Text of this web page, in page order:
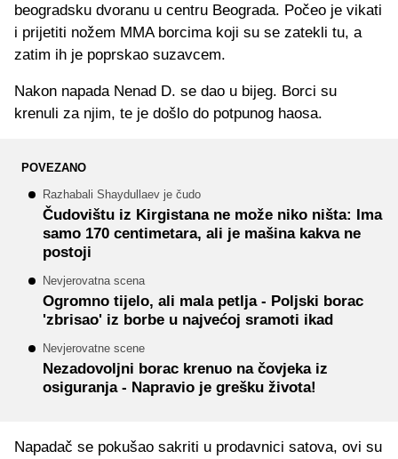
beogradsku dvoranu u centru Beograda. Počeo je vikati
i prijetiti nožem MMA borcima koji su se zatekli tu, a
zatim ih je poprskao suzavcem.
Nakon napada Nenad D. se dao u bijeg. Borci su
krenuli za njim, te je došlo do potpunog haosa.
POVEZANO
Razhabali Shaydullaev je čudo
Čudovištu iz Kirgistana ne može niko ništa: Ima
samo 170 centimetara, ali je mašina kakva ne
postoji
Nevjerovatna scena
Ogromno tijelo, ali mala petlja - Poljski borac
'zbrisao' iz borbe u najvećoj sramoti ikad
Nevjerovatne scene
Nezadovoljni borac krenuo na čovjeka iz
osiguranja - Napravio je grešku života!
Napadač se pokušao sakriti u prodavnici satova, ovi su